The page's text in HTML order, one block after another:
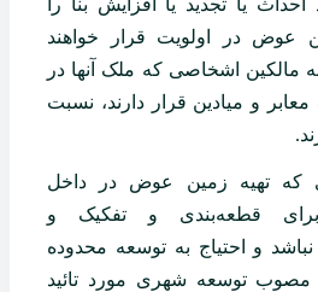
عوض در اولویت قرار خواهند
مالکین اشخاصی که ملک آنها در
و میادین قرار دارند، نسبت
که تهیه زمین عوض در داخل
قطعه‌بندی و تفکیک و
و احتیاج به توسعه ‌محدوده
توسعه شهری مورد تائید